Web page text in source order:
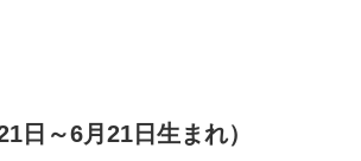
日～6月21日生まれ）